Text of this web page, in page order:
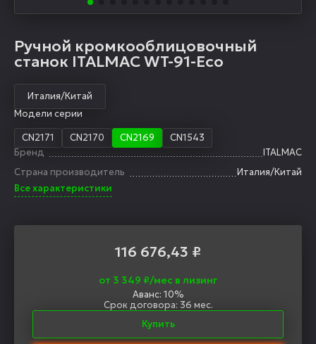
Ручной кромкооблицовочный
станок ITALMAC WT-91-Eco
Италия/Китай
Модели серии
CN2171
CN2170 CN2169
CN1543
Бренд
ITALMAC
Страна производитель
Италия/Китай
Все характеристики
116 676,43 ₽
от 3 349 ₽/мес в лизинг
Аванс: 10%
Срок договора: 36 мес.
Купить